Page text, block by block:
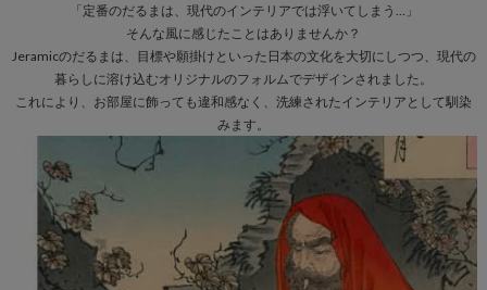
「定番のだるまは、現代のインテリアでは浮いてしまう…」
そんな風に感じたことはありませんか？
Jeramicのだるまは、目標や願掛けといった日本の文化を大切にしつつ、現代の
暮らしに溶け込むオリジナルのフォルムでデザインされました。
これにより、お部屋に飾っても違和感なく、洗練されたインテリアとして馴染
みます。